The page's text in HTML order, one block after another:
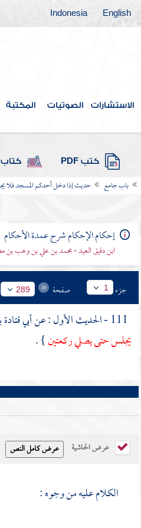
English
Indonesia
الاستشارات الصوتيات المكتبة
كتب PDF كتاب
باب جامع حديث إذا دخل أحدكم المسجد فلا
إحكام الإحكام شرح عمدة الأحكام
ابن دقيق العيد - محمد بن علي بن وهب بن
جزء 1 صفحة 289
أبي
يجلس حتى يصلي ركعتين} .
عرض الحاشية
الكلام عليه من وجوه :